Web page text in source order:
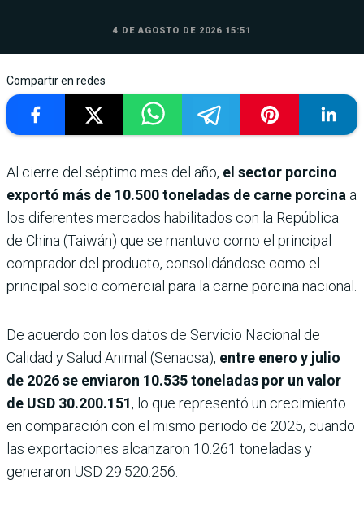
4 DE AGOSTO DE 2026 15:51
Compartir en redes
Al cierre del séptimo mes del año, el sector porcino
exportó más de 10.500 toneladas de carne porcina a
los diferentes mercados habilitados con la República
de China (Taiwán) que se mantuvo como el principal
comprador del producto, consolidándose como el
principal socio comercial para la carne porcina nacional.
De acuerdo con los datos de Servicio Nacional de
Calidad y Salud Animal (Senacsa), entre enero y julio
de 2026 se enviaron 10.535 toneladas por un valor
de USD 30.200.151, lo que representó un crecimiento
en comparación con el mismo periodo de 2025, cuando
las exportaciones alcanzaron 10.261 toneladas y
generaron USD 29.520.256.